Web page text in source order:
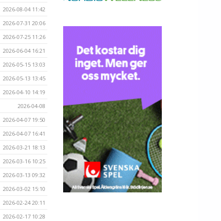
2026-08-04 11:42
2026-07-31 20:06
2026-07-25 11:26
2026-06-04 16:21
2026-05-15 13:03
2026-05-13 13:45
2026-04-10 14:19
2026-04-08
2026-04-07 19:50
2026-04-07 16:41
2026-03-21 18:13
2026-03-16 10:25
2026-03-13 09:32
2026-03-02 15:10
2026-02-24 20:11
2026-02-17 10:28